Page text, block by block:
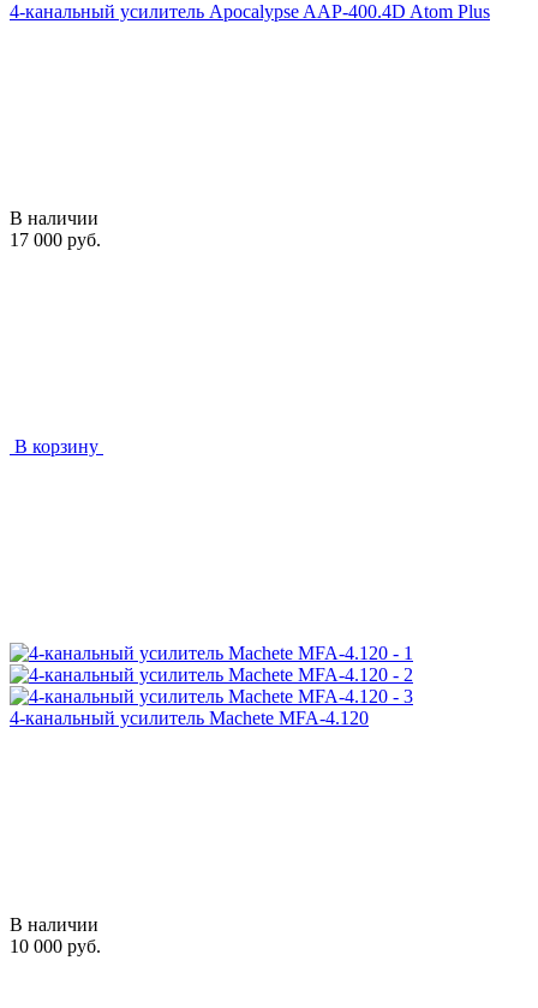
4-канальный усилитель Apocalypse AAP-400.4D Atom Plus
В наличии
17 000 руб.
В корзину
4-канальный усилитель Machete MFA-4.120
В наличии
10 000 руб.